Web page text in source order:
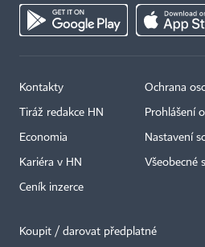
Kontakty
Tiráž redakce HN
Economia
Kariéra v HN
Ceník inzerce
Ochrana
Prohlášení
Nastavení
Všeobecné
Koupit / darovat předplatné